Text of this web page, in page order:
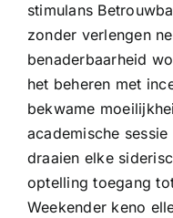
stimulans
zonder verlengen
benaderbaarheid
het beheren met
bekwame
academische
draaien elke
optelling toegang
Weekender keno